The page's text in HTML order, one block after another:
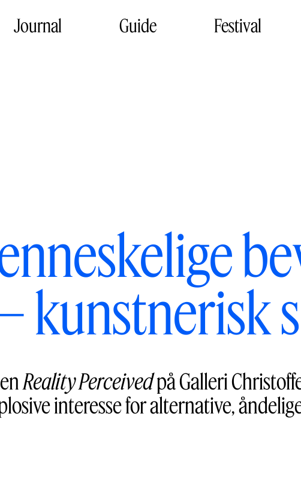
Journal Guide Festival
kunstnerisk
Reality Perceivedpå Galleri
interesse for alternative,